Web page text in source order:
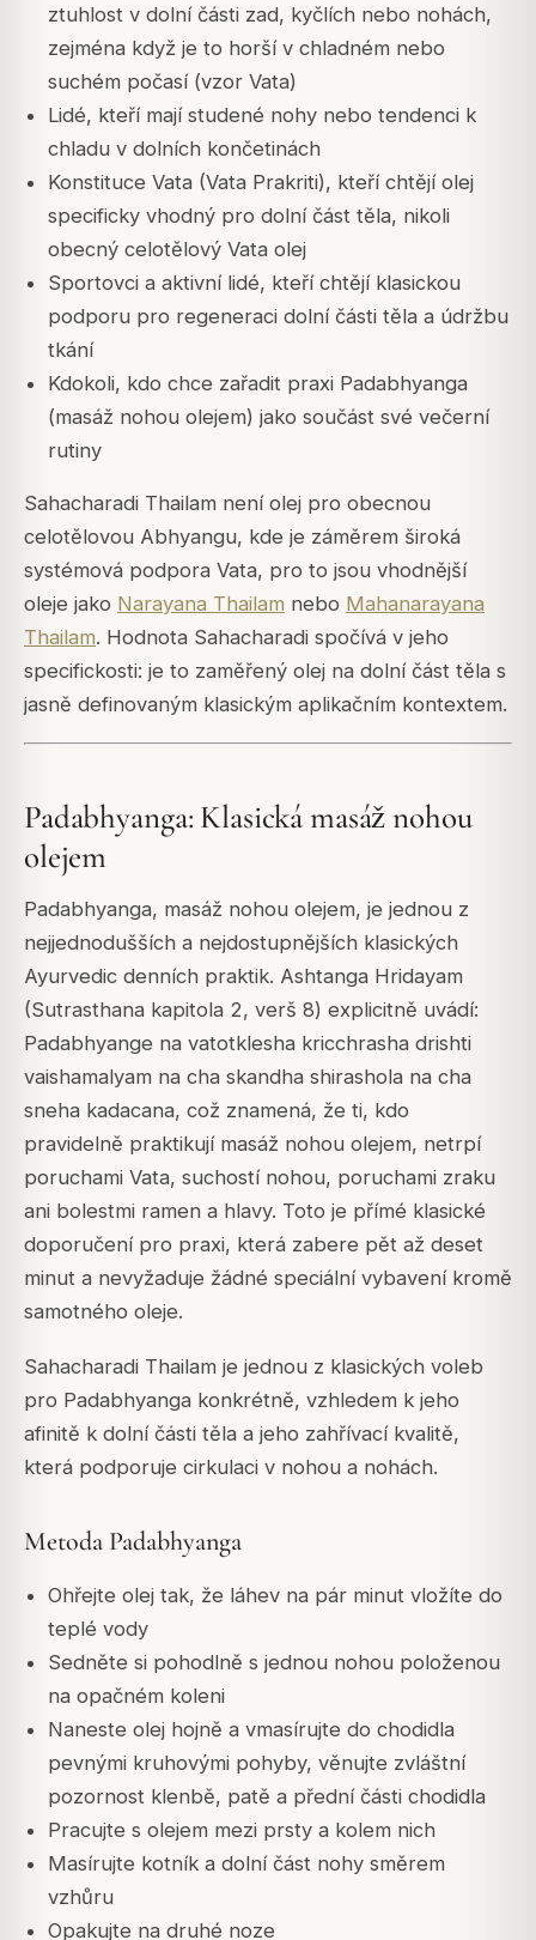
ztuhlost v dolní části zad, kyčlích nebo nohách,
zejména když je to horší v chladném nebo
suchém počasí (vzor Vata)
Lidé, kteří mají studené nohy nebo tendenci k
chladu v dolních končetinách
Konstituce Vata (Vata Prakriti), kteří chtějí olej
specificky vhodný pro dolní část těla, nikoli
obecný celotělový Vata olej
Sportovci a aktivní lidé, kteří chtějí klasickou
podporu pro regeneraci dolní části těla a údržbu
tkání
Kdokoli, kdo chce zařadit praxi Padabhyanga
(masáž nohou olejem) jako součást své večerní
rutiny
Sahacharadi Thailam není olej pro obecnou
celotělovou Abhyangu, kde je záměrem široká
systémová podpora Vata, pro to jsou vhodnější
oleje jako Narayana Thailam nebo Mahanarayana
Thailam. Hodnota Sahacharadi spočívá v jeho
specifickosti: je to zaměřený olej na dolní část těla s
jasně definovaným klasickým aplikačním kontextem.
Padabhyanga: Klasická masáž nohou
olejem
Padabhyanga, masáž nohou olejem, je jednou z
nejjednodušších a nejdostupnějších klasických
Ayurvedic denních praktik. Ashtanga Hridayam
(Sutrasthana kapitola 2, verš 8) explicitně uvádí:
Padabhyange na vatotklesha kricchrasha drishti
vaishamalyam na cha skandha shirashola na cha
sneha kadacana, což znamená, že ti, kdo
pravidelně praktikují masáž nohou olejem, netrpí
poruchami Vata, suchostí nohou, poruchami zraku
ani bolestmi ramen a hlavy. Toto je přímé klasické
doporučení pro praxi, která zabere pět až deset
minut a nevyžaduje žádné speciální vybavení kromě
samotného oleje.
Sahacharadi Thailam je jednou z klasických voleb
pro Padabhyanga konkrétně, vzhledem k jeho
afinitě k dolní části těla a jeho zahřívací kvalitě,
která podporuje cirkulaci v nohou a nohách.
Metoda Padabhyanga
Ohřejte olej tak, že láhev na pár minut vložíte do
teplé vody
Sedněte si pohodlně s jednou nohou položenou
na opačném koleni
Naneste olej hojně a vmasírujte do chodidla
pevnými kruhovými pohyby, věnujte zvláštní
pozornost klenbě, patě a přední části chodidla
Pracujte s olejem mezi prsty a kolem nich
Masírujte kotník a dolní část nohy směrem
vzhůru
Opakujte na druhé noze